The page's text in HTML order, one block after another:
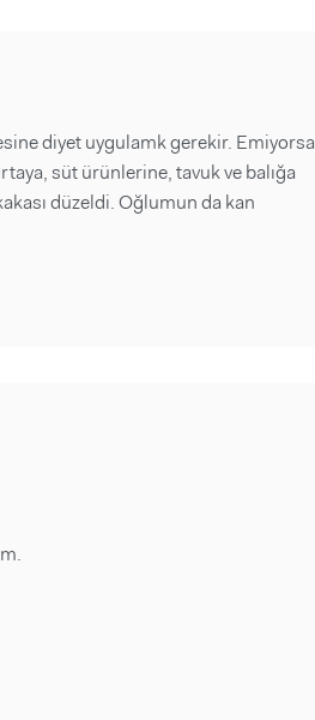
diyet uygulamk gerekir. Emiyorsa
süt ürünlerine, tavuk ve balığa
düzeldi. Oğlumun da kan